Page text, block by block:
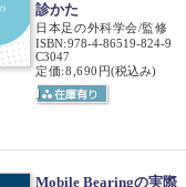
診かた
日本足の外科学会/監修
ISBN:978-4-86519-824-9
C3047
定価:8,690円(税込み)
Mobile Bearingの実際